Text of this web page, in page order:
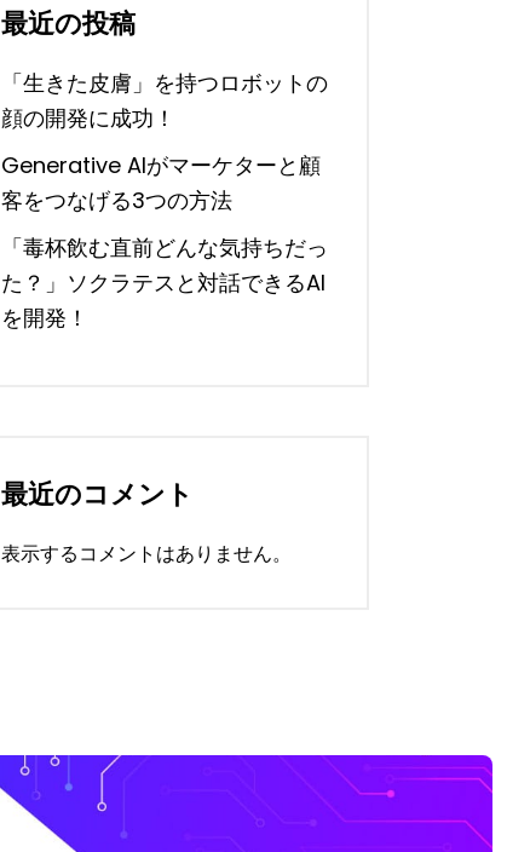
最近の投稿
「生きた皮膚」を持つロボットの
顔の開発に成功！
Generative AIがマーケターと顧
客をつなげる3つの方法
「毒杯飲む直前どんな気持ちだっ
た？」ソクラテスと対話できるAI
を開発！
最近のコメント
表示するコメントはありません。